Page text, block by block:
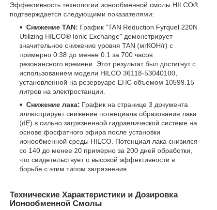
Эффективность технологии ионообменной смолы HILCO®
подтверждается следующими показателями:
Снижение TAN: График "TAN Reduction Fyrquel 220N
Utilizing HILCO® Ionic Exchange" демонстрирует
значительное снижение уровня TAN (мгКОН/г) с
примерно 0.38 до менее 0.1 за 700 часов
резонансного времени. Этот результат был достигнут с
использованием модели HILCO 36118-53040100,
установленной на резервуаре EHC объемом 10599.15
литров на электростанции.
Снижение лака: График на странице 3 документа
иллюстрирует снижение потенциала образования лака
(dE) в сильно загрязненной гидравлической системе на
основе фосфатного эфира после установки
ионообменной среды HILCO. Потенциал лака снизился
со 140 до менее 20 примерно за 200 дней обработки,
что свидетельствует о высокой эффективности в
борьбе с этим типом загрязнения.
Технические Характеристики и Дозировка
Ионообменной Смолы